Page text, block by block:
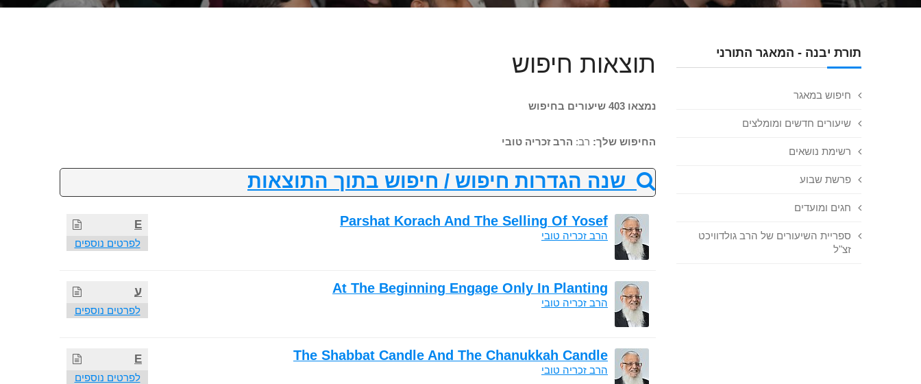
תורת יבנה - המאגר התורני
חיפוש במאגר
שיעורים חדשים ומומלצים
רשימת נושאים
פרשת שבוע
חגים ומועדים
ספריית השיעורים של הרב גולדוויכט
זצ"ל
תוצאות חיפוש
נמצאו 403 שיעורים בחיפוש
החיפוש שלך: רב: הרב זכריה טובי
שנה הגדרות חיפוש / חיפוש בתוך התוצאות
E
לפרטים נוספים
Parshat Korach And The Selling Of Yosef
הרב זכריה טובי
ע
לפרטים נוספים
At The Beginning Engage Only In Planting
הרב זכריה טובי
E
לפרטים נוספים
The Shabbat Candle And The Chanukkah Candle
הרב זכריה טובי